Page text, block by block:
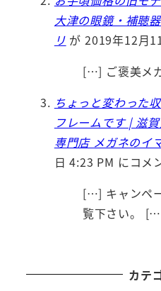
大津の眼鏡・補聴
リ が 2019年12月
[…] ご褒美メ
ちょっと変わった
フレームです | 滋
専門店 メガネのイ
日 4:23 PM にコメ
[…] キャンペ
覧下さい。
カテ